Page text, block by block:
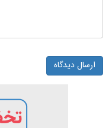
ارسال دیدگاه